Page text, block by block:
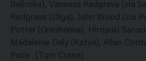
Belinska), Vanessa Redgrave (zia
Redgrave (Olga), John Wood (zio
Potter (Greshenka), Hiroyuki
Madeleine Daly (Katya), Allan
Pace . (Tom Crane)